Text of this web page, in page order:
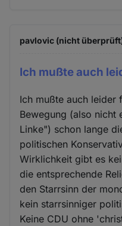
pavlovic (nicht
Ich mußte auch
Ich mußte auch leider
Bewegung (also nicht
Linke") schon lange
politischen
Wirklichkeit gibt es
die entsprechende
den Starrsinn der
kein starrsinniger
Keine CDU ohne